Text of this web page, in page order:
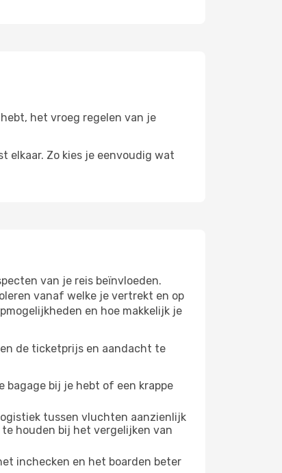
het vroeg regelen van je
elkaar. Zo kies je eenvoudig wat
van je reis beïnvloeden.
vanaf welke je vertrekt en op
en hoe makkelijk je
de ticketprijs en aandacht te
bagage bij je hebt of een krappe
tussen vluchten aanzienlijk
houden bij het vergelijken van
inchecken en het boarden beter